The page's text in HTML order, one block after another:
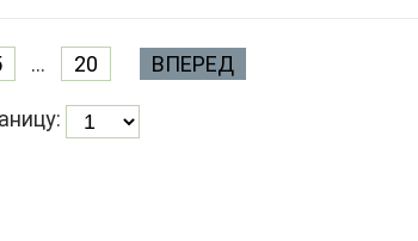
... 20 ВПЕРЕД